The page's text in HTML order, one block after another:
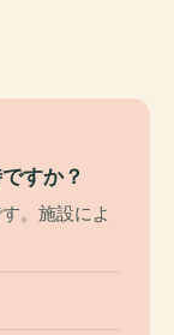
すか？
。施設によ